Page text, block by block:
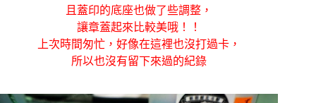
且蓋印的底座也做了些調整，
讓章蓋起來比較美哦！！
上次時間匆忙，好像在這裡也沒打過卡，
所以也沒有留下來過的紀錄